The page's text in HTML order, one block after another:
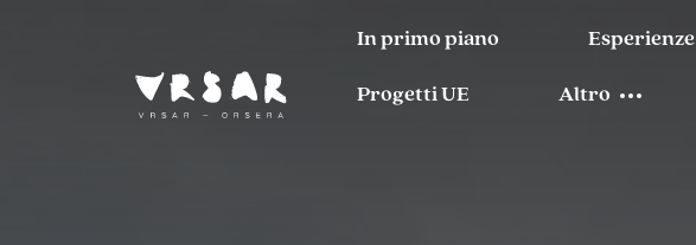
In primo piano Esperienze
Progetti UE Altro